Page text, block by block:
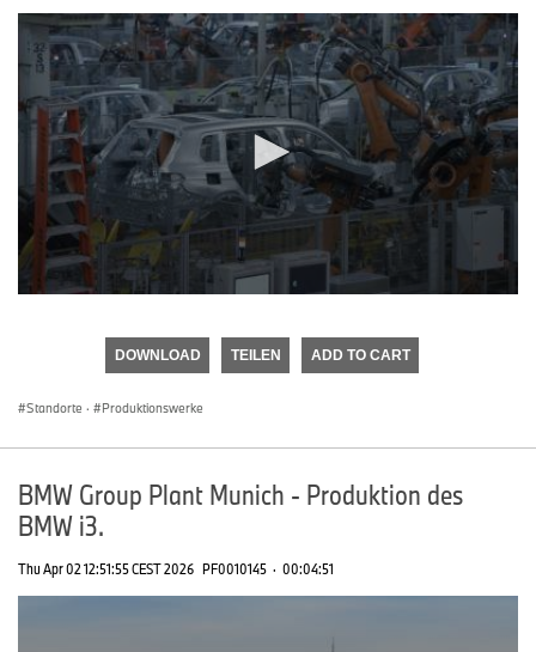
DOWNLOAD TEILEN ADD TO CART
Standorte · Produktionswerke
BMW Group Plant Munich - Produktion des
BMW i3.
Thu Apr 02 12:51:55 CEST 2026 PF0010145 · 00:04:51